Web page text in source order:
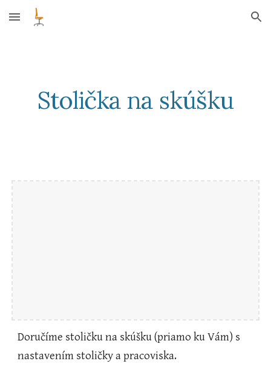
Skip to main content Skip to navigation
Stolička na skúšku
Doručíme stoličku na skúšku (priamo ku Vám) s
nastavením stoličky a pracoviska.